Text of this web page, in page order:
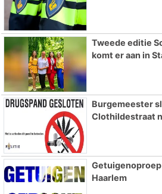
Tweede editie
komt er aan in
Burgemeester
Clothildestraat
Haarlem